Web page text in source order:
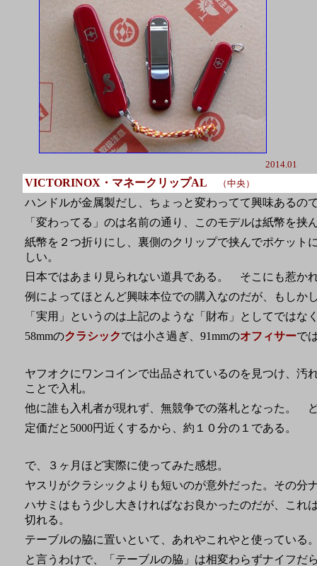
2014.01
VICTORINOX・マネークリップAL （中央）
ハンドルが金属製だし、ちょっと変わってて興味あるの
「変わってる」のは名前の通り、このモデルは紙幣を
紙幣を２つ折りにし、裏側のクリップで挟んでポケット
しい。
日本ではあまり見られない道具である。 そこにも惹か
例によってほとんど興味本位での購入なのだが、もしか
「実用」というのは上記のような「財布」としてでは
58mmのクラシックでは小さ過ぎ、91mmのオフィサーで
ヤフオクにワンコインで出品されているのを見つけ、汚
ことで入札。
他に誰も入札者が現れず、無競争での落札となった。
定価だと5000円近くするから、約１０分の１である。
で、３ヶ月ほど実際に使ってみた感想。
ヤスリがクラシックよりも短いのが意外だった。その分
ハサミはもう少し大きければなお良かったのだが、こ
切れる。
テーブルの脇に置いといて、あれやこれやと使っている
と言うわけで、「テーブルの脇」は相変わらずナイフだ